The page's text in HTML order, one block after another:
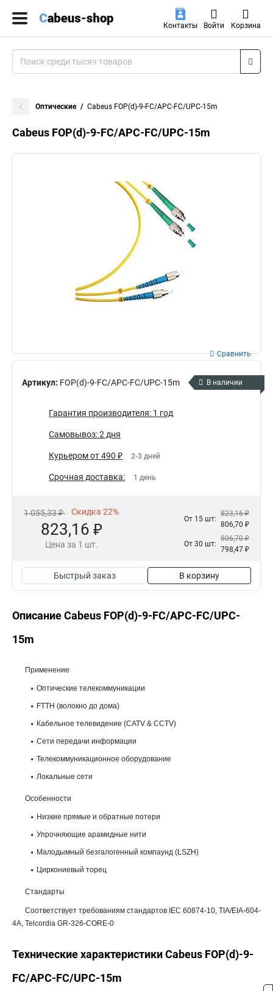
Контакты Войти Корзина
Оптические Cabeus FOP(d)-9-FC/APC-FC/UPC-15m
Cabeus FOP(d)-9-FC/APC-FC/UPC-15m
Артикул: FOP(d)-9-FC/APC-FC/UPC-15m
Сравнить
В наличии
Гарантия производителя: 1 год
Самовывоз: 2 дня
Курьером от 490 ₽ 2-3 дней
Срочная доставка: 1 день
1 055,33 ₽ Скидка 22%
823,16 ₽
Цена за 1 шт.
От 15 шт:
823,16 ₽
806,70 ₽
От 30 шт:
806,70 ₽
798,47 ₽
Быстрый заказ В корзину
Описание Cabeus FOP(d)-9-FC/APC-FC/UPC-
15m
Применение
Оптические телекоммуникации
FTTH (волокно до дома)
Кабельное телевидение (CATV & CCTV)
Сети передачи информации
Телекоммуникационное оборудование
Локальные сети
Особенности
Низкие прямые и обратные потери
Упрочняющие арамидные нити
Малодымный безгалогенный компаунд (LSZH)
Циркониевый торец
Стандарты
Соответствует требованиям стандартов IEC 60874-10, TIA/EIA-604-
4A, Telcordia GR-326-CORE-0
Технические характеристики Cabeus FOP(d)-9-
FC/APC-FC/UPC-15m